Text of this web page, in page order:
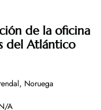
de la oficina
del Atlántico
Noruega
A